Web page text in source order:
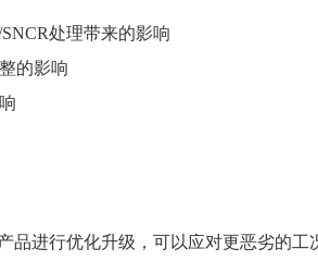
处理带来的影响
的影响
品进行优化升级，可以应对更恶劣的